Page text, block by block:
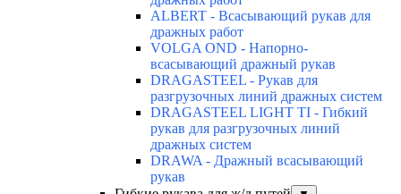
ALBERT - Всасывающий рукав для
дражных работ
VOLGA OND - Напорно-
всасывающий дражный рукав
DRAGASTEEL - Рукав для
разгрузочных линий дражных систем
DRAGASTEEL LIGHT TI - Гибкий
рукав для разгрузочных линий
дражных систем
DRAWA - Дражный всасывающий
рукав